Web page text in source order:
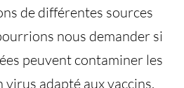
de différentes sources
nous demander si
peuvent contaminer les
virus adapté aux vaccins.